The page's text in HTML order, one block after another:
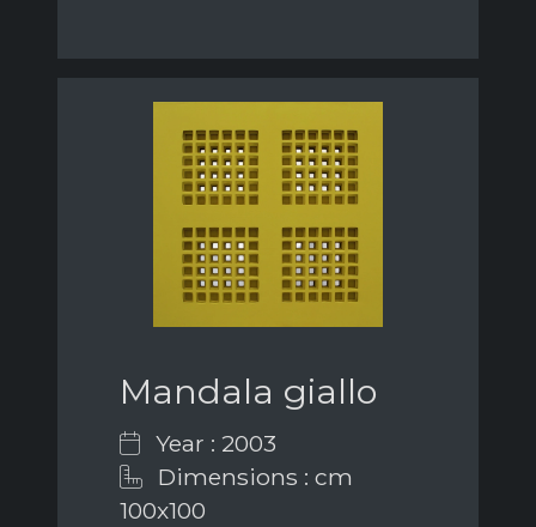
Mandala giallo
Year : 2003
Dimensions : cm
100x100